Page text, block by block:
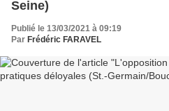
Seine)
Publié le 13/03/2021 à 09:19
Par Frédéric FARAVEL